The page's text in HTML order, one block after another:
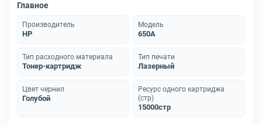
Главное
Производитель
HP
Модель
650A
Тип расходного материала
Тонер-картридж
Тип печати
Лазерный
Цвет чернил
Голубой
Ресурс одного картриджа
(стр)
15000стр